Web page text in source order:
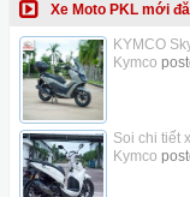
Xe Moto PKL mới
KYMCO
Kymco
Soi chi tiết
Kymco